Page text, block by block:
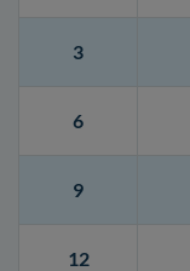
3
6
9
12